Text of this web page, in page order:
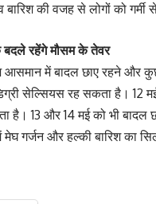
बारिश की वजह से लोगों को
बदले रहेंगे मौसम के तेवर
आसमान में बादल छाए रहने और
सेल्सियस रह सकता है।
है। 13 और 14 मई को भी बादल
गर्जन और हल्की बारिश का